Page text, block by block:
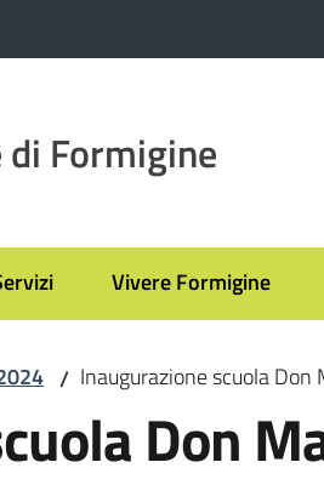
di Formigine
Vivere Formigine
/ Inaugurazione scuola Don
Don